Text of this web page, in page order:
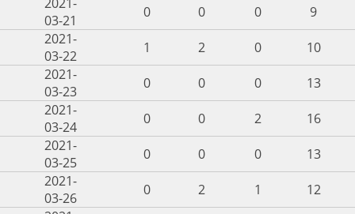
03-21
0 0 0
9
2021-
03-22
1 2 0
10
2021-
03-23
0 0 0
13
2021-
03-24
0 0 2
16
2021-
03-25
0 0 0
13
2021-
03-26
0 2 1
12